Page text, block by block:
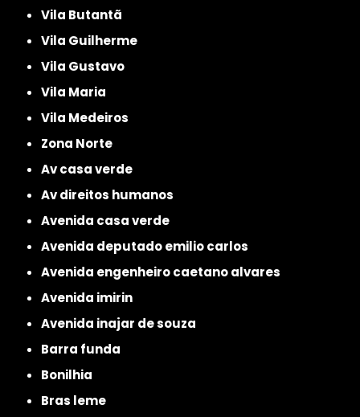
Vila Butantã
Vila Guilherme
Vila Gustavo
Vila Maria
Vila Medeiros
Zona Norte
av casa verde
av direitos humanos
avenida casa verde
avenida deputado emilio carlos
avenida engenheiro caetano alvares
avenida imirin
avenida inajar de souza
barra funda
bonilhia
bras leme